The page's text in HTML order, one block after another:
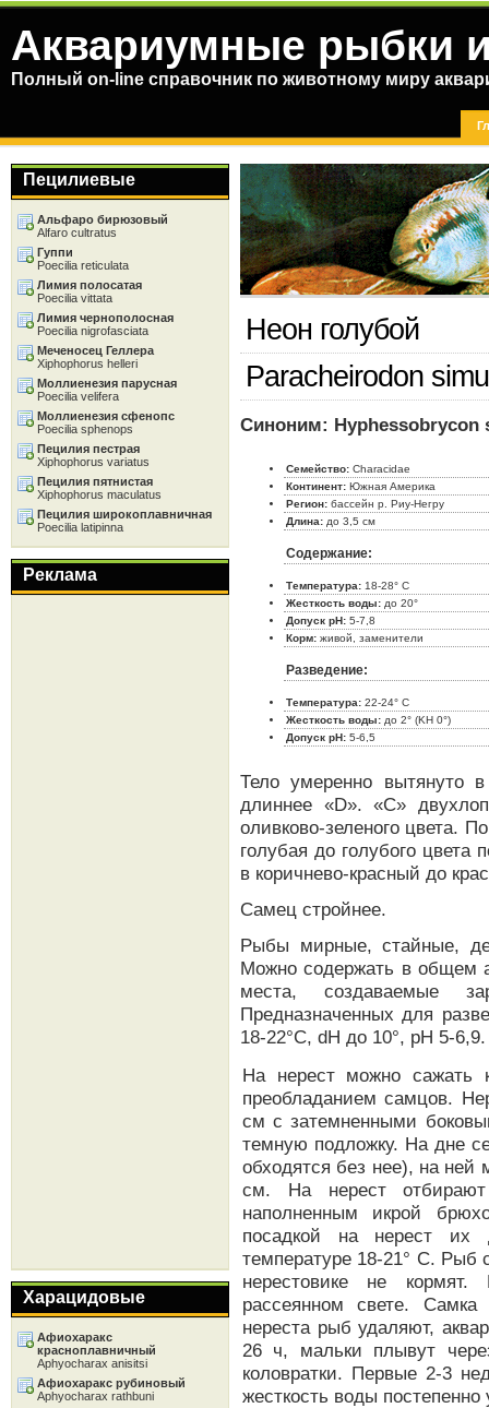
Аквариумные рыбки
Полный on-line справочник по животному миру
Неон голубой
Paracheirodon
Синоним: Hyphessobrycon
Семейство: Characidae
Континент: Южная Америка
Регион: бассейн p. Pиy-Негру
Длина: до 3,5 см
Содержание:
Температура: 18-28° C
Жесткость воды: до 20°
Допуск pH: 5-7,8
Корм: живой, заменители
Разведение:
Температура: 22-24° C
Жесткость воды: до 2° (KH 0°)
Допуск pH: 5-6,5
Тело умеренно вытянуто
длиннее «D». «С»
оливково-зеленого цвета.
голубая до голубого цвета
в коричнево-красный до
Самец стройнее.
Рыбы мирные, стайные,
Можно содержать в общем
места, создаваемые
Предназначенных для
18-22°С, dH до 10°, рН 5-6,9.
На нерест можно сажать
преобладанием самцов.
см с затемненными
темную подложку. На дне
обходятся без нее), на ней
см. На нерест
наполненным икрой
посадкой на нерест их
температуре 18-21° С. Рыб
нерестовике не
рассеянном свете.
нереста рыб удаляют,
26 ч, мальки плывут
коловратки. Первые 2-3
жесткость воды
Пецилиевые
Альфаро бирюзовый
Alfaro cultratus
Гуппи
Poecilia reticulata
Лимия полосатая
Poecilia vittata
Лимия чернополосная
Poecilia nigrofasciata
Меченосец Геллера
Xiphophorus helleri
Моллиенезия парусная
Poecilia velifera
Моллиенезия сфенопс
Poecilia sphenops
Пецилия пестрая
Xiphophorus variatus
Пецилия пятнистая
Xiphophorus maculatus
Пецилия широкоплавничная
Poecilia latipinna
Реклама
Харацидовые
Афиохаракс
красноплавничный
Aphyocharax anisitsi
Афиохаракс рубиновый
Aphyocharax rathbuni